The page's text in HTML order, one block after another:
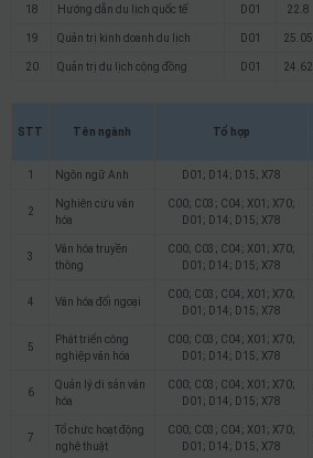
18 Hướng dẫn du lịch quốc tế D01 22.8
19 Quản trị kinh doanh du lịch D01 25.05
20 Quản trị du lịch cộng đồng D01 24.62
STT Tên ngành Tổ hợp
1 Ngôn ngữ Anh D01; D14; D15; X78
2
Nghiên cứu văn
hóa
C00; C03; C04; X01; X70;
D01; D14; D15; X78
3
Văn hóa truyền
thông
C00; C03; C04; X01; X70;
D01; D14; D15; X78
4 Văn hóa đối ngoại
C00; C03; C04; X01; X70;
D01; D14; D15; X78
5
Phát triển công
nghiệp văn hóa
C00; C03; C04; X01; X70;
D01; D14; D15; X78
6
Quản lý di sản văn
hóa
C00; C03; C04; X01; X70;
D01; D14; D15; X78
7
Tổ chức hoạt động
nghệ thuật
C00; C03; C04; X01; X70;
D01; D14; D15; X78